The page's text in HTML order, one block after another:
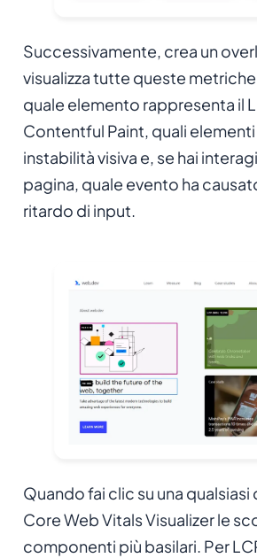
Successivamente, crea un
visualizza tutte queste
quale elemento rappresenta il
Contentful Paint, quali
instabilità visiva e, se hai
pagina, quale evento ha
ritardo di input.
Quando fai clic su una
Core Web Vitals Visualizer le
componenti più basilari. Per